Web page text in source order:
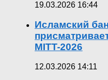
19.03.2026 16:44
Исламский
MITT-2026
12.03.2026 14:11